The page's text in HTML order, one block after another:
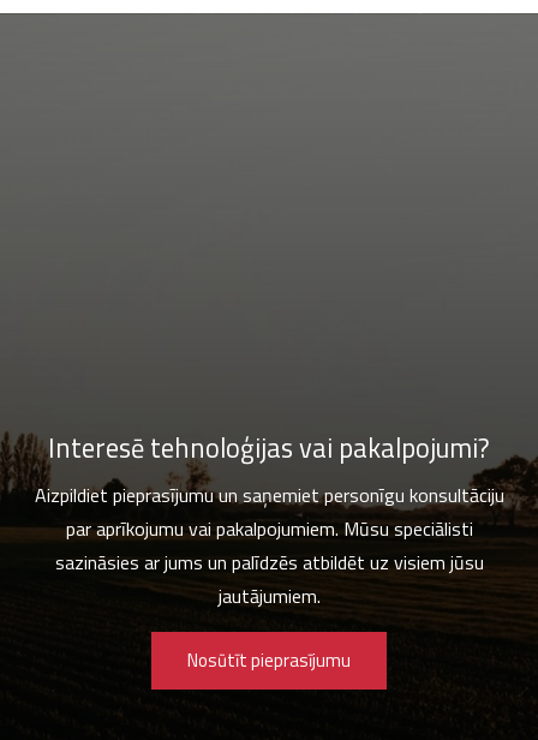
Interesē tehnoloģijas vai pakalpojumi?
Aizpildiet pieprasījumu un saņemiet personīgu konsultāciju
par aprīkojumu vai pakalpojumiem. Mūsu speciālisti
sazināsies ar jums un palīdzēs atbildēt uz visiem jūsu
jautājumiem.
Nosūtīt pieprasījumu